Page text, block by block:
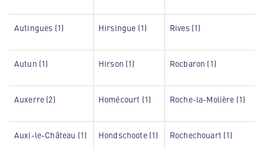
Autingues (1) Hirsingue (1) Rives (1)
Autun (1) Hirson (1) Rocbaron (1)
Auxerre (2) Homécourt (1) Roche-la-Molière (1)
Auxi-le-Château (1) Hondschoote (1) Rochechouart (1)